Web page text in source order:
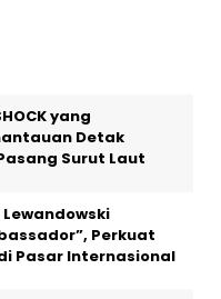
yang
Detak
Surut Laut
Lewandowski
Perkuat
Pasar Internasional